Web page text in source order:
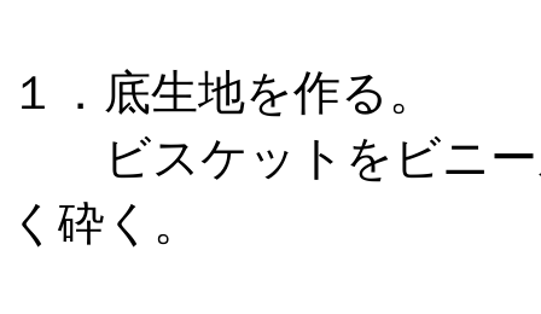
１．底生地を作る。
ビスケットをビニー
く砕く。